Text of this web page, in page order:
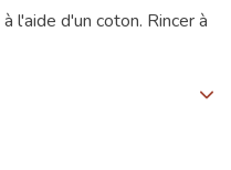
l'aide d'un coton. Rincer à